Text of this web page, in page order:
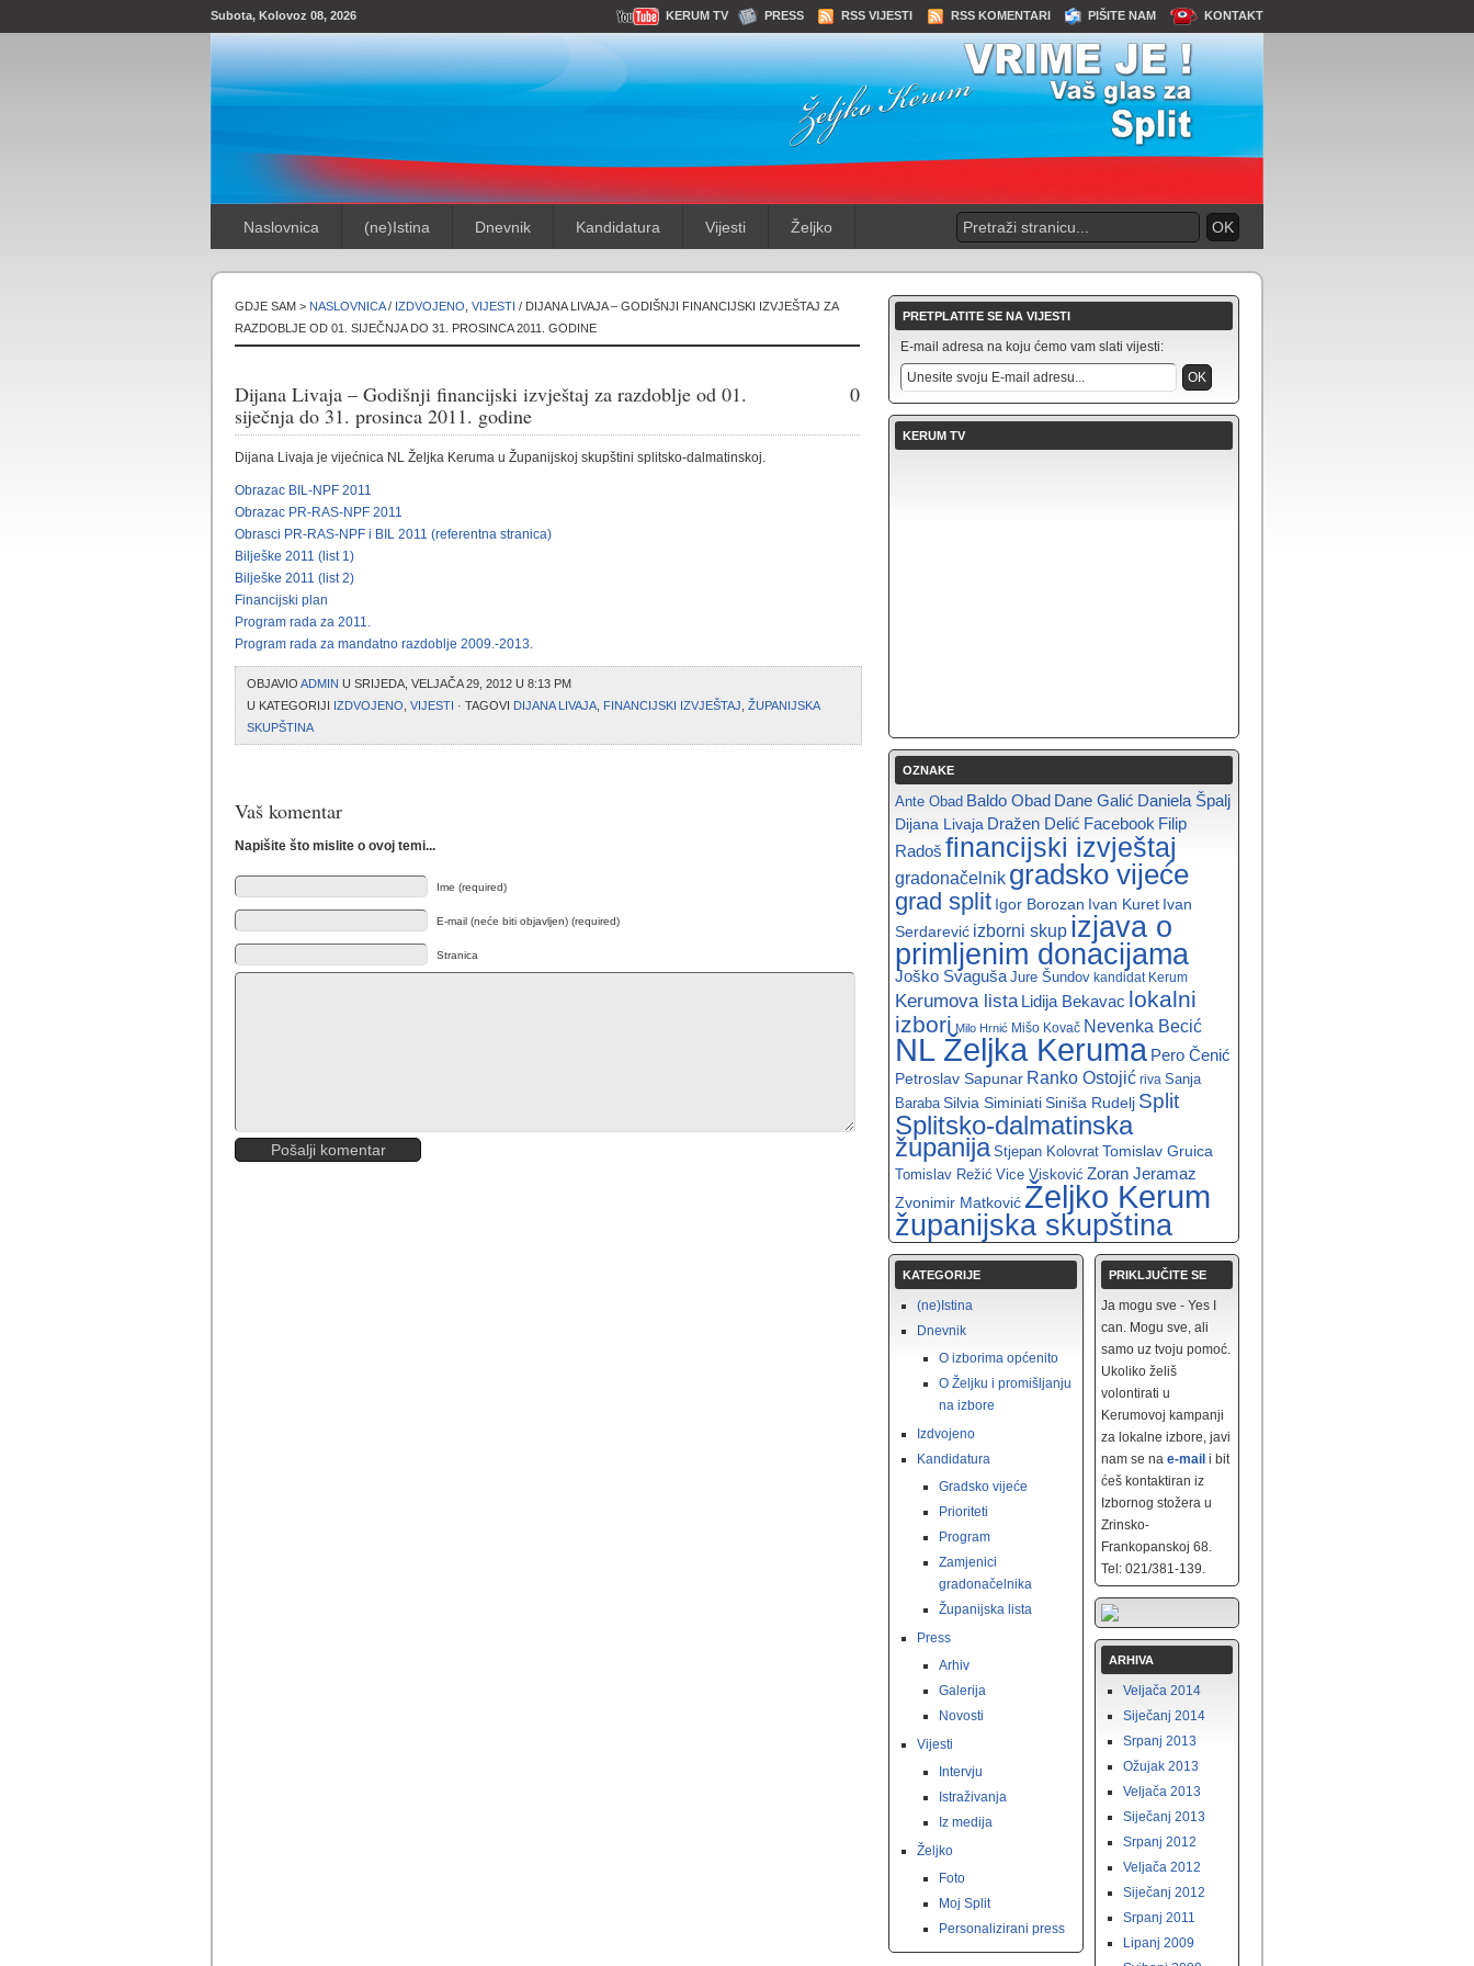
Subota, Kolovoz 08, 2026 KERUM TV PRESS RSS VIJESTI RSS KOMENTARI PIŠITE NAM KONTAKT
Naslovnica (ne)Istina Dnevnik Kandidatura Vijesti Željko
GDJE SAM > NASLOVNICA/ IZDVOJENO VIJESTI / DIJANA LIVAJA – GODIŠNJI FINANCIJSKI IZVJEŠTAJ ZA
RAZDOBLJE OD 01. SIJEČNJA DO 31. PROSINCA 2011. GODINE
Dijana Livaja – Godišnji financijski izvještaj za razdoblje od 01.
siječnja do 31. prosinca 2011. godine
0
Dijana Livaja je vijećnica NL Željka Keruma u Županijskoj skupštini splitsko-dalmatinskoj.
Obrazac BIL-NPF 2011
Obrazac PR-RAS-NPF 2011
Obrasci PR-RAS-NPF i BIL 2011 (referentna stranica)
Bilješke 2011 (list 1)
Bilješke 2011 (list 2)
Financijski plan
Program rada za 2011.
Program rada za mandatno razdoblje 2009.-2013.
OBJAVIO ADMIN U SRIJEDA, VELJAČA 29, 2012 U 8:13 PM
U KATEGORIJI IZDVOJENO VIJESTI · TAGOVI DIJANA LIVAJA FINANCIJSKI IZVJEŠTAJ ŽUPANIJSKA
SKUPŠTINA
Vaš komentar
Napišite što mislite o ovoj temi...
Ime (required)
E-mail (neće biti objavljen) (required)
Stranica
PRETPLATITE SE NA VIJESTI
E-mail adresa na koju ćemo vam slati vijesti:
KERUM TV
OZNAKE
Ante Obad Baldo Obad Dane Galić Daniela Špalj
Dijana Livaja Dražen Delić Facebook Filip
Radoš financijski izvještaj
gradonačelnik gradsko vijeće
grad split Igor Borozan Ivan Kuret Ivan
Serdarević izborni skup izjava o
primljenim donacijama
Joško Svaguša Jure Šundov kandidat Kerum
Kerumova lista Lidija Bekavac lokalni
izbori Milo Hrnić Mišo Kovač Nevenka Becić
NL Željka Keruma Pero Čenić
Petroslav Sapunar Ranko Ostojić riva Sanja
Baraba Silvia SiminiatiSiniša Rudelj Split
Splitsko-dalmatinska
županija Stjepan Kolovrat Tomislav Gruica
Tomislav Režić Vice Visković Zoran Jeramaz
Zvonimir Matković Željko Kerum
županijska skupština
KATEGORIJE
(ne)Istina
Dnevnik
O izborima općenito
O Željku i promišljanju
na izbore
Izdvojeno
Kandidatura
Gradsko vijeće
Prioriteti
Program
Zamjenici
gradonačelnika
Županijska lista
Press
Arhiv
Galerija
Novosti
Vijesti
Intervju
Istraživanja
Iz medija
Željko
Foto
Moj Split
Personalizirani press
PRIKLJUČITE SE
Ja mogu sve - Yes I
can. Mogu sve, ali
samo uz tvoju pomoć.
Ukoliko želiš
volontirati u
Kerumovoj kampanji
za lokalne izbore, javi
nam se na e-mail i bit
ćeš kontaktiran iz
Izbornog stožera u
Zrinsko-
Frankopanskoj 68.
Tel: 021/381-139.
ARHIVA
Veljača 2014
Siječanj 2014
Srpanj 2013
Ožujak 2013
Veljača 2013
Siječanj 2013
Srpanj 2012
Veljača 2012
Siječanj 2012
Srpanj 2011
Lipanj 2009